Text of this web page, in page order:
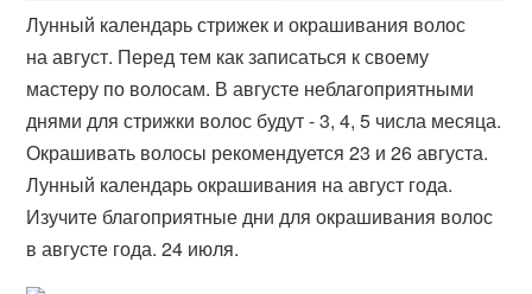
Лунный календарь стрижек и окрашивания волос
на август​. Перед тем как записаться к своему
мастеру по волосам. В августе неблагоприятными
днями для стрижки волос будут - 3, 4, 5 числа месяца.
Окрашивать волосы рекомендуется 23 и 26 августа.
Лунный календарь окрашивания на август года.
Изучите благоприятные дни для окрашивания волос
в августе года. 24 июля.